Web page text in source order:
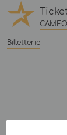
Billetterie